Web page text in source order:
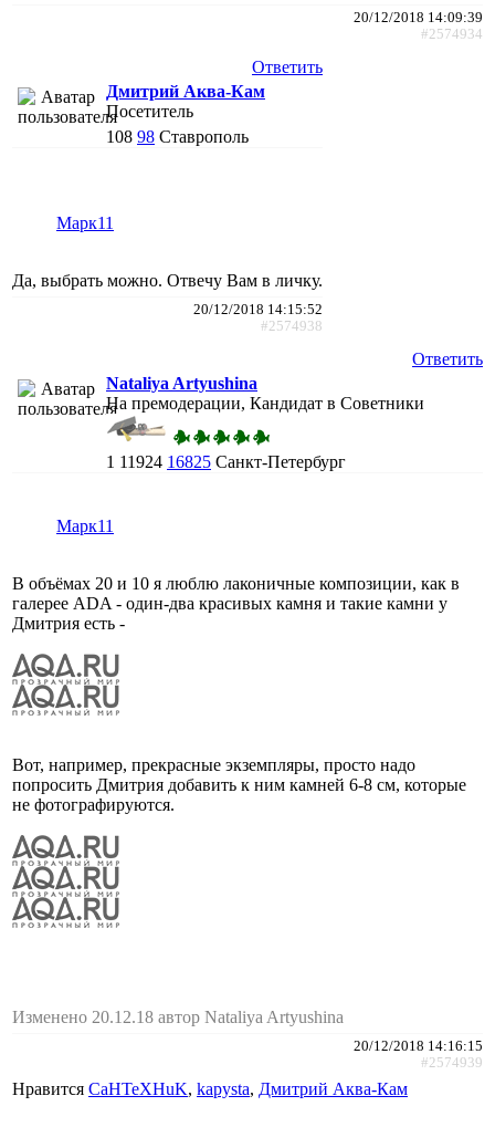
20/12/2018 14:09:39
#2574934
Ответить
Дмитрий Аква-Кам
Посетитель
108 98 Ставрополь
Марк11
Да, выбрать можно. Отвечу Вам в личку.
20/12/2018 14:15:52
#2574938
Ответить
Nataliya Artyushina
На премодерации, Кандидат в Советники
1 11924 16825 Санкт-Петербург
Марк11
В объёмах 20 и 10 я люблю лаконичные композиции, как в
галерее ADA - один-два красивых камня и такие камни у
Дмитрия есть -
Вот, например, прекрасные экземпляры, просто надо
попросить Дмитрия добавить к ним камней 6-8 см, которые
не фотографируются.
Изменено 20.12.18 автор Nataliya Artyushina
20/12/2018 14:16:15
#2574939
Нравится CaHTeXHuK, kapysta, Дмитрий Аква-Кам